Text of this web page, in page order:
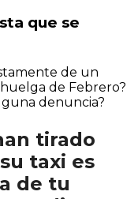
que se
de un
de Febrero?
denuncia?
tirado
taxi es
de tu